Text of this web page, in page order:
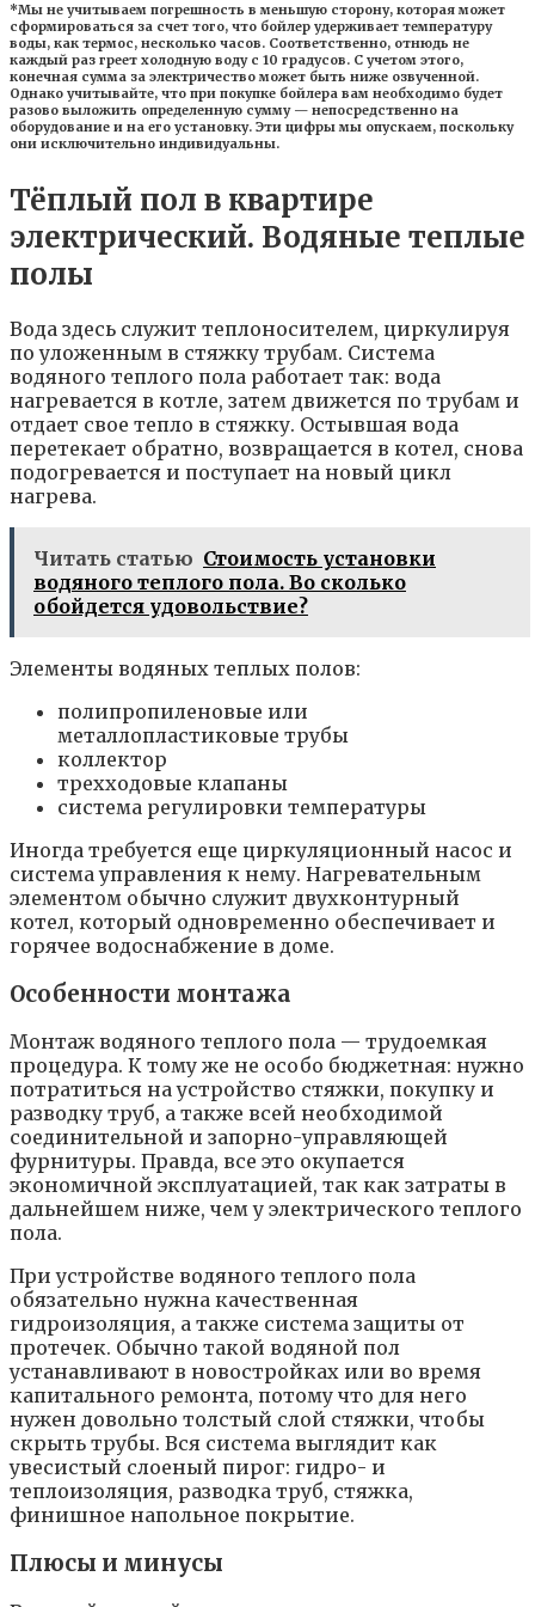
*Мы не учитываем погрешность в меньшую сторону, которая может
сформироваться за счет того, что бойлер удерживает температуру
воды, как термос, несколько часов. Соответственно, отнюдь не
каждый раз греет холодную воду с 10 градусов. С учетом этого,
конечная сумма за электричество может быть ниже озвученной.
Однако учитывайте, что при покупке бойлера вам необходимо будет
разово выложить определенную сумму — непосредственно на
оборудование и на его установку. Эти цифры мы опускаем, поскольку
они исключительно индивидуальны.
Тёплый пол в квартире
электрический. Водяные теплые
полы
Вода здесь служит теплоносителем, циркулируя
по уложенным в стяжку трубам. Система
водяного теплого пола работает так: вода
нагревается в котле, затем движется по трубам и
отдает свое тепло в стяжку. Остывшая вода
перетекает обратно, возвращается в котел, снова
подогревается и поступает на новый цикл
нагрева.
Читать статью Стоимость установки
водяного теплого пола. Во сколько
обойдется удовольствие?
Элементы водяных теплых полов:
полипропиленовые или
металлопластиковые трубы
коллектор
трехходовые клапаны
система регулировки температуры
Иногда требуется еще циркуляционный насос и
система управления к нему. Нагревательным
элементом обычно служит двухконтурный
котел, который одновременно обеспечивает и
горячее водоснабжение в доме.
Особенности монтажа
Монтаж водяного теплого пола — трудоемкая
процедура. К тому же не особо бюджетная: нужно
потратиться на устройство стяжки, покупку и
разводку труб, а также всей необходимой
соединительной и запорно-управляющей
фурнитуры. Правда, все это окупается
экономичной эксплуатацией, так как затраты в
дальнейшем ниже, чем у электрического теплого
пола.
При устройстве водяного теплого пола
обязательно нужна качественная
гидроизоляция, а также система защиты от
протечек. Обычно такой водяной пол
устанавливают в новостройках или во время
капитального ремонта, потому что для него
нужен довольно толстый слой стяжки, чтобы
скрыть трубы. Вся система выглядит как
увесистый слоеный пирог: гидро- и
теплоизоляция, разводка труб, стяжка,
финишное напольное покрытие.
Плюсы и минусы